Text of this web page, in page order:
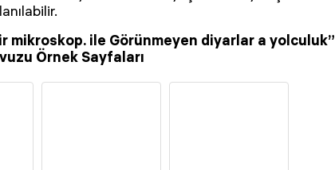
mikroskop. ile Görünmeyen diyarlar a yolculuk”
Örnek Sayfaları